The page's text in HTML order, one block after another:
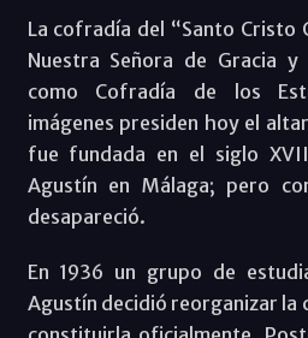
La cofradía del “Santo Cristo
Nuestra Señora de Gracia y
como Cofradía de los
imágenes presiden hoy el
fue fundada en el siglo
Agustín en Málaga; pero
desapareció.
En 1936 un grupo de
Agustín decidió reorganizar la